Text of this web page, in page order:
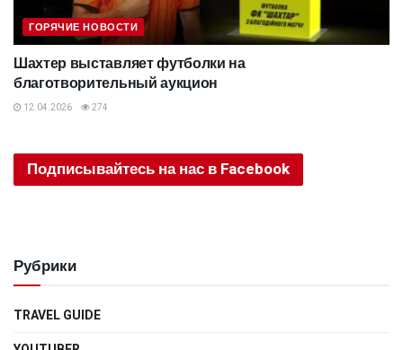
ГОРЯЧИЕ НОВОСТИ
Шахтер выставляет футболки на
благотворительный аукцион
12.04.2026 274
Подписывайтесь на нас в Facebook
Рубрики
TRAVEL GUIDE